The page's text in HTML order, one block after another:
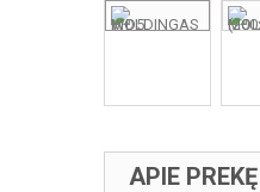
APIE PREKĘ